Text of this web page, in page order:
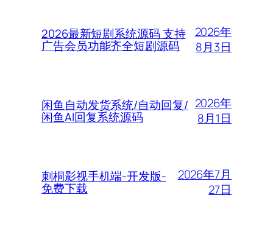
2026最新短剧系统源码 支持
广告会员功能齐全短剧源码
2026年
8月3日
闲鱼自动发货系统/自动回复/
闲鱼AI回复系统源码
2026年
8月1日
刺桐影视手机端-开发版-
免费下载
2026年7月
27日